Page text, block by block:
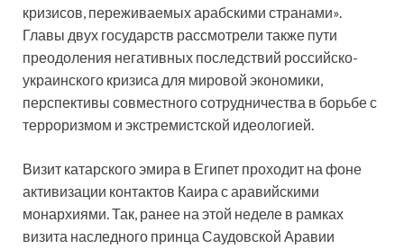
кризисов, переживаемых арабскими странами».
Главы двух государств рассмотрели также пути
преодоления негативных последствий российско-
украинского кризиса для мировой экономики,
перспективы совместного сотрудничества в борьбе с
терроризмом и экстремистской идеологией.
Визит катарского эмира в Египет проходит на фоне
активизации контактов Каира с аравийскими
монархиями. Так, ранее на этой неделе в рамках
визита наследного принца Саудовской Аравии